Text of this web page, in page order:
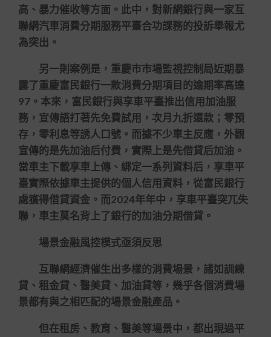
高、暴力催收等方面。此中，對新網銀行與一家互
聯網汽車消費分期服務平臺合功課務的投訴舉報尤
為突出。
另一則案例是，重慶市市場監視控制局近期暴
露了重慶富民銀行一款消費分期項目的逾期率高達
97。本來，富民銀行與享車平臺推出信用加油服
務，宣傳語打著先免費試用，次月九折還款；零預
存，零利息等誘人口號。而據不少車主反應，外觀
宣傳的是先加油后付費，實際上是先借貸后加油。
當車主下載享車上傳、綁定一系列資料后，享車平
臺實際依據車主提供的個人信用資料，從富民銀行
處獲得借貸資金。而2024年年中，享車平臺突兀失
聯，車主莫名背上了銀行的加油分期借貸。
場景金融風控模式亟須反思
互聯網經濟催生出多樣的消費場景，諸如訓練
貸、租金貸、醫美貸、加油貸等，幾乎各個消費場
景都有與之相匹配的場景金融產品。
但在租房、教育、醫美等場景中，都出現過平